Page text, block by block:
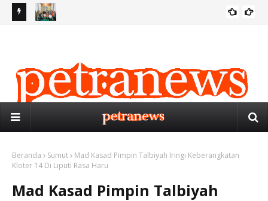
Beranda Sumut
Mad Kasad Pimpin Talbiyah Iringi Keberangkatan
Kloter 14 Di Liputi Rasa Haru
Mad Kasad Pimpin Talbiyah